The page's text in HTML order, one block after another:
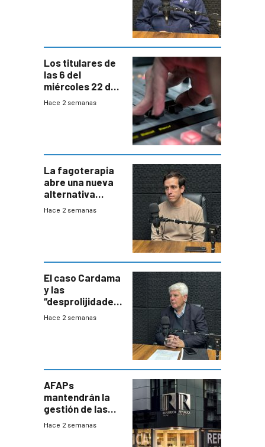
Los titulares de
las 6 del
miércoles 22 de
julio de 2026
Hace 2 semanas
La fagoterapia
abre una nueva
alternativa
contra bacterias
innovadora
Hace 2 semanas
El caso Cardama
y las
“desprolijidades”
que la
Hace 2 semanas
AFAPs
mantendrán la
gestión de las
cuentas
Hace 2 semanas